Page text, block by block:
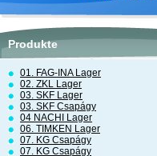
Produkte
01. FAG-INA Lager
02. ZKL Lager
03. SKF Lager
03. SKF Csapágy
04 NACHI Lager
06. TIMKEN Lager
07. KG Csapágy
07. KG Csapágy